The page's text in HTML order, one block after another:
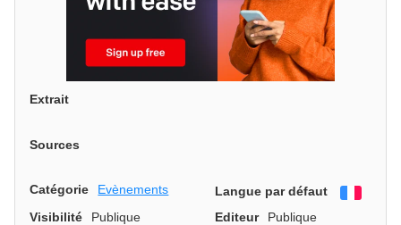
Extrait
Sources
Catégorie Evènements Langue par défaut
Visibilité
Publique Editeur
Publique